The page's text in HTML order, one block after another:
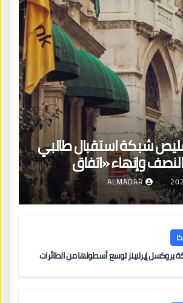
شبكة استقبال طالبي
وإنهاء «اتفاق
ALMADAR
بروكسل إيرلاينز توسع أسطولها من الطائرات